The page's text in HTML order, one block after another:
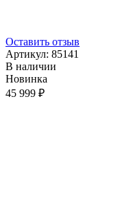
Оставить отзыв
Артикул: 85141
В наличии
Новинка
45 999 ₽